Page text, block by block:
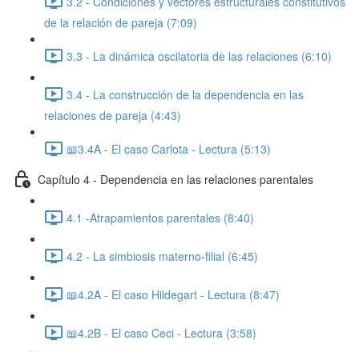
de la relación de pareja (7:09)
3.3 - La dinámica oscilatoria de las relaciones (6:10)
3.4 - La construcción de la dependencia en las
relaciones de pareja (4:43)
📖3.4A - El caso Carlota - Lectura (5:13)
Capítulo 4 - Dependencia en las relaciones parentales
4.1 -Atrapamientos parentales (8:40)
4.2 - La simbiosis materno-filial (6:45)
📖4.2A - El caso Hildegart - Lectura (8:47)
📖4.2B - El caso Ceci - Lectura (3:58)